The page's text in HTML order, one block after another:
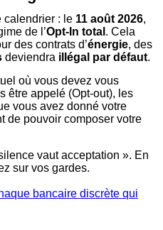
calendrier : le 11 août 2026,
de l’Opt-In total . Cela
des contrats d’énergie, des
deviendra illégal par défaut.
où vous devez vous
être appelé (Opt-out), les
vous avez donné votre
de pouvoir composer votre
vaut acceptation ». En
sur vos gardes.
bancaire discrète qui